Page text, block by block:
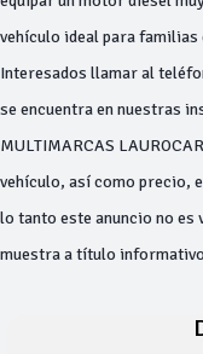
vehículo ideal para familias
Interesados llamar al
se encuentra en nuestras
MULTIMARCAS
vehículo, así como precio,
lo tanto este anuncio no es
muestra a título